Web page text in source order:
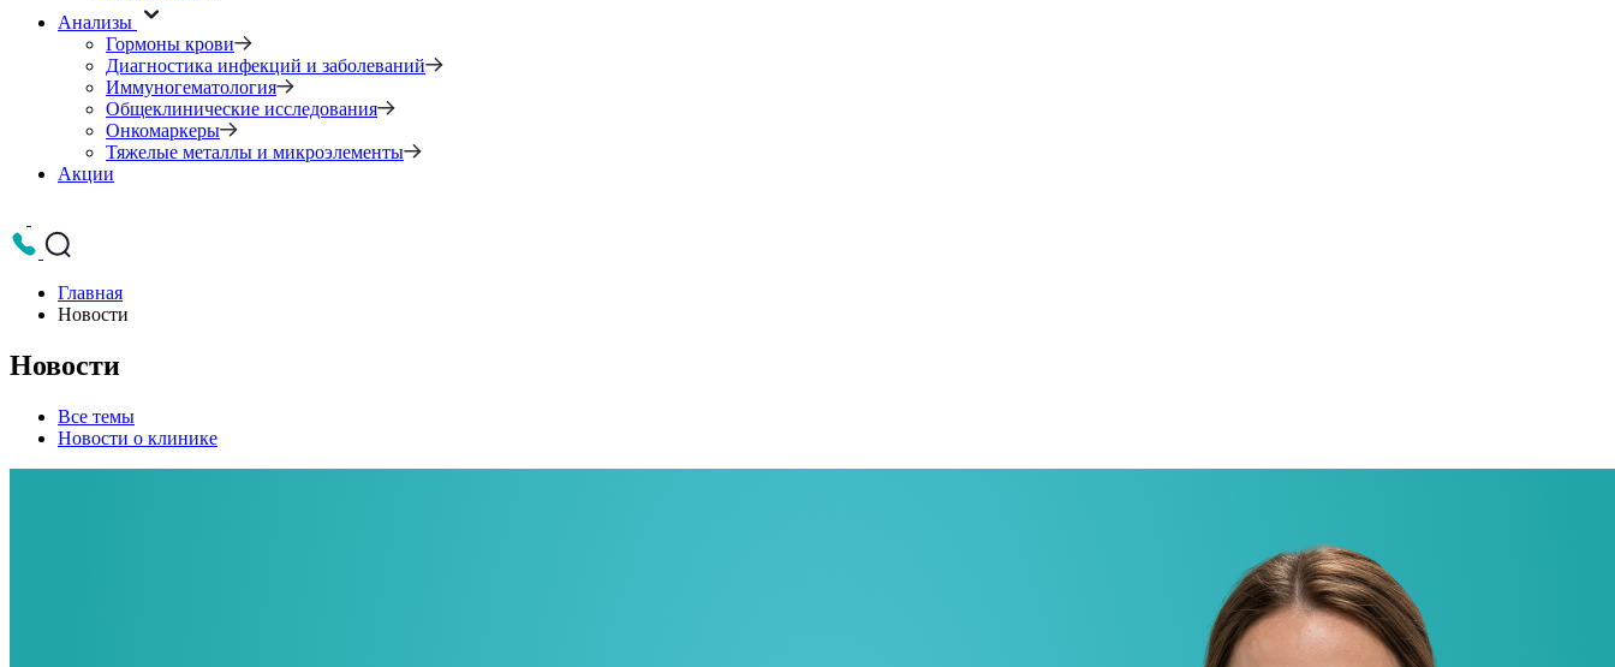
Анализы
Гормоны крови
Диагностика инфекций и заболеваний
Иммуногематология
Общеклинические исследования
Онкомаркеры
Тяжелые металлы и микроэлементы
Акции
Главная
Новости
Новости
Все темы
Новости о клинике